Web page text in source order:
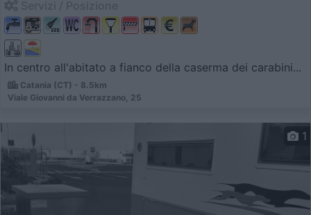
In centro all'abitato a fianco della caserma dei carabini...
Catania (CT) - 8.5km
Viale Giovanni da Verrazzano, 25
1